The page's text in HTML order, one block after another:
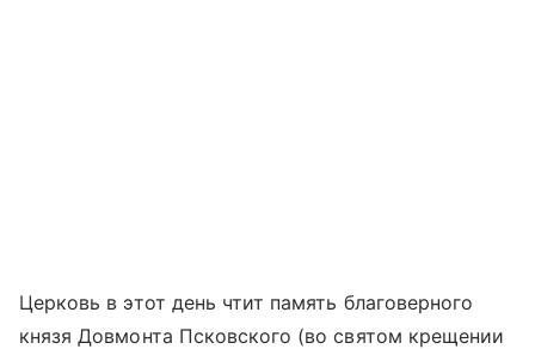
Церковь в этот день чтит память благоверного
князя Довмонта Псковского (во святом крещении